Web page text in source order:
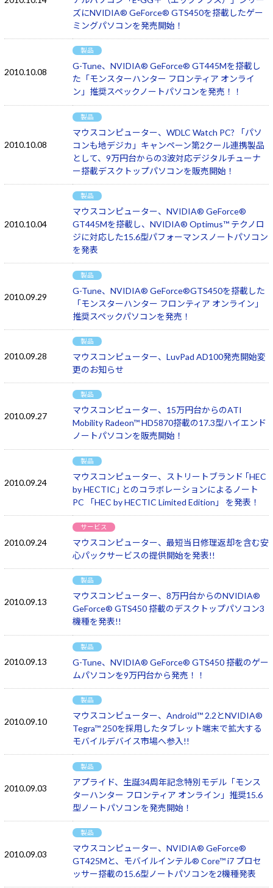
ズにNVIDIA® GeForce® GTS450を搭載したゲー
ミングパソコンを発売開始！
2010.10.08
製品
G-Tune、NVIDIA® GeForce® GT445Mを搭載し
た「モンスターハンター フロンティア オンライ
ン」推奨スペックノートパソコンを発売！！
2010.10.08
製品
マウスコンピューター、WDLC Watch PC? 「パソ
コンも地デジカ」キャンペーン第2クール連携製品
として、9万円台からの3波対応デジタルチューナ
ー搭載デスクトップパソコンを販売開始！
2010.10.04
製品
マウスコンピューター、NVIDIA® GeForce®
GT445Mを搭載し、NVIDIA® Optimus™ テクノロ
ジに対応した15.6型パフォーマンスノートパソコン
を発表
2010.09.29
製品
G-Tune、NVIDIA® GeForce®GTS450を搭載した
「モンスターハンター フロンティア オンライン」
推奨スペックパソコンを発売！
2010.09.28
製品
マウスコンピューター、LuvPad AD100発売開始変
更のお知らせ
2010.09.27
製品
マウスコンピューター、15万円台からのATI
Mobility Radeon™ HD5870搭載の17.3型ハイエンド
ノートパソコンを販売開始！
2010.09.24
製品
マウスコンピューター、ストリートブランド ｢HEC
by HECTIC｣ とのコラボレーションによるノート
PC 「HEC by HECTIC Limited Edition」 を発表！
2010.09.24
サービス
マウスコンピューター、最短当日修理返却を含む安
心パックサービスの提供開始を発表!!
2010.09.13
製品
マウスコンピューター、8万円台からのNVIDIA®
GeForce® GTS450 搭載のデスクトップパソコン3
機種を発表!!
2010.09.13
製品
G-Tune、NVIDIA® GeForce® GTS450 搭載のゲー
ムパソコンを9万円台から発売！！
2010.09.10
製品
マウスコンピューター、Android™ 2.2とNVIDIA®
Tegra™ 250を採用したタブレット端末で拡大する
モバイルデバイス市場へ参入!!
2010.09.03
製品
アプライド、生誕34周年記念特別モデル「モンス
ターハンター フロンティア オンライン」推奨15.6
型ノートパソコンを発売開始！
2010.09.03
製品
マウスコンピューター、NVIDIA® GeForce®
GT425Mと、モバイルインテル® Core™ i7 プロセ
ッサー搭載の15.6型ノートパソコンを2機種発表